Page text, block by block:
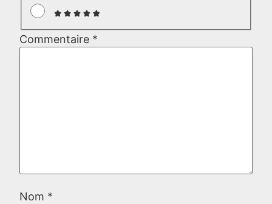
Commentaire *
Nom *